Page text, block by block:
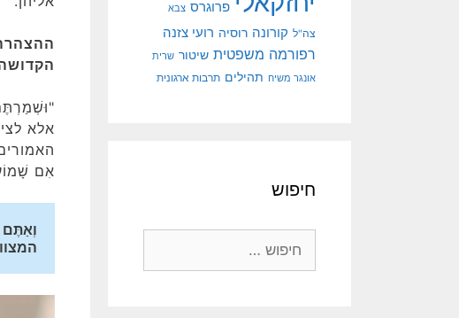
אלא
אִם
וְאַתֶּם
פרוגרס צבא
צה"ל קורונה רוסיה רועי צזנה
רפורמה משפטית שיטור שרית
אונגר משיח תהילים תרבות ארגונית
חיפוש